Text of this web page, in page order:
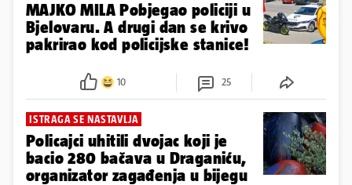
MAJKO MILA Pobjegao policiji u
Bjelovaru. A drugi dan se krivo
pakrirao kod policijske stanice!
10 25
ISTRAGA SE NASTAVLJA
Policajci uhitili dvojac koji je
bacio 280 bačava u Draganiću,
organizator zagađenja u bijegu